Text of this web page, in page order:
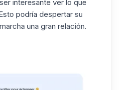
interesante ver lo que
podría despertar su
una gran relación.